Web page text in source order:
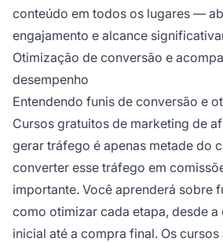
conteúdo em todos os lugares —
engajamento e alcance
Otimização de conversão e
desempenho
Entendendo funis de conversão e
Cursos gratuitos de marketing de
gerar tráfego é apenas metade do
converter esse tráfego em
importante. Você aprenderá sobre
como otimizar cada etapa, desde
inicial até a compra final. Os